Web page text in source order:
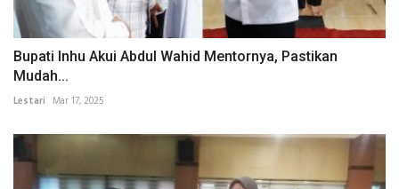
Bupati Inhu Akui Abdul Wahid Mentornya, Pastikan
Mudah...
Lestari Mar 17, 2025